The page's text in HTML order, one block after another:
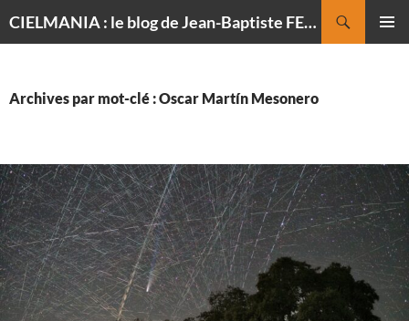
CIELMANIA : le blog de Jean-Baptiste FELDMANN, photographe du ciel
Archives par mot-clé : Oscar Martín Mesonero